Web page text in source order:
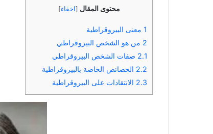
محتوى المقال [اخفاء]
1 معنى البيروقراطية
2 من هو الشخص البيروقراطي
2.1 صفات الشخص البيروقراطي
2.2 الخصائص الخاصة بالبيروقراطية
2.3 الانتقادات على البيروقراطية